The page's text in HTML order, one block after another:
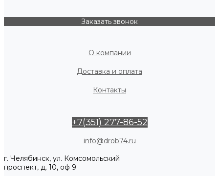
Заказать звонок
О компании
Доставка и оплата
Контакты
+7(351) 277-86-52
info@drob74.ru
г. Челябинск, ул. Комсомольский
проспект, д. 10, оф 9